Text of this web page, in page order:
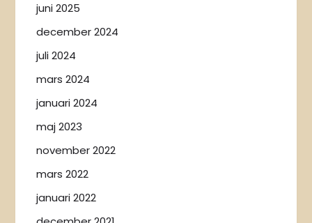
juni 2025
december 2024
juli 2024
mars 2024
januari 2024
maj 2023
november 2022
mars 2022
januari 2022